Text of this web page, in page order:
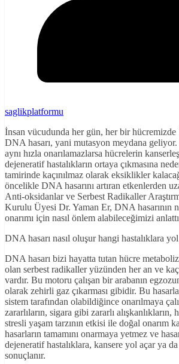
saglikplatformu
İnsan vücudunda her gün, her bir hücremizde
DNA hasarı, yani mutasyon meydana
aynı hızla onarılamazlarsa hücrelerin
dejeneratif hastalıkların ortaya çıkmasına
tamirinde kaçınılmaz olarak eksiklikler
öncelikle DNA hasarını artıran etkenlerden
Anti-oksidanlar ve Serbest Radikaller
Kurulu Üyesi Dr. Yaman Er, DNA hasarının
onarımı için nasıl önlem alabileceğimizi
DNA hasarı nasıl oluşur hangi hastalıklara
DNA hasarı bizi hayatta tutan hücre
olan serbest radikaller yüzünden her an ve
vardır. Bu motoru çalışan bir arabanın
olarak zehirli gaz çıkarması gibidir. Bu
sistem tarafından olabildiğince onarılmaya
zararlıların, sigara gibi zararlı alışkanlıkların,
stresli yaşam tarzının etkisi ile doğal onarım
hasarların tamamını onarmaya yetmez ve
dejeneratif hastalıklara, kansere yol açar ya
sonuçlanır.